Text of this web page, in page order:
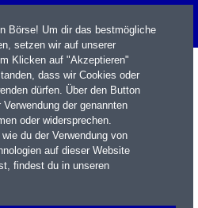
Börse! Um dir das bestmögliche
setzen wir auf unserer
Klicken auf "Akzeptieren"
dass wir Cookies oder
dürfen. Über den Button
der genannten
oder widersprechen.
du der Verwendung von
auf dieser Website
findest du in unseren